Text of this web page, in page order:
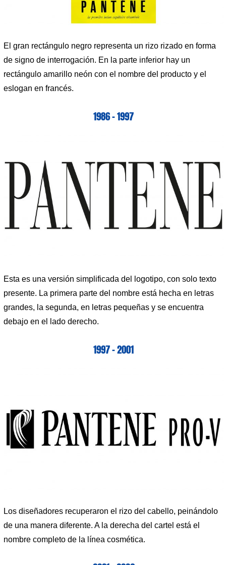
El gran rectángulo negro representa un rizo rizado en forma
de signo de interrogación. En la parte inferior hay un
rectángulo amarillo neón con el nombre del producto y el
eslogan en francés.
1986 – 1997
Esta es una versión simplificada del logotipo, con solo texto
presente. La primera parte del nombre está hecha en letras
grandes, la segunda, en letras pequeñas y se encuentra
debajo en el lado derecho.
1997 – 2001
Los diseñadores recuperaron el rizo del cabello, peinándolo
de una manera diferente. A la derecha del cartel está el
nombre completo de la línea cosmética.